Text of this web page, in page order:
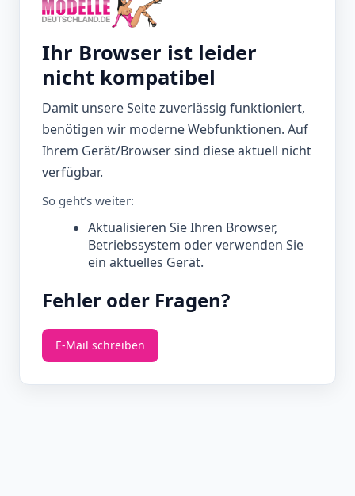
Ihr Browser ist leider
nicht kompatibel
Damit unsere Seite zuverlässig funktioniert,
benötigen wir moderne Webfunktionen. Auf
Ihrem Gerät/Browser sind diese aktuell nicht
verfügbar.
So geht’s weiter:
Aktualisieren Sie Ihren Browser,
Betriebssystem oder verwenden Sie
ein aktuelles Gerät.
Fehler oder Fragen?
E‑Mail schreiben